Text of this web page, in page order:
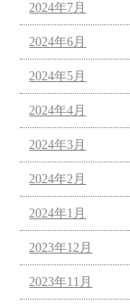
2024年7月
2024年6月
2024年5月
2024年4月
2024年3月
2024年2月
2024年1月
2023年12月
2023年11月